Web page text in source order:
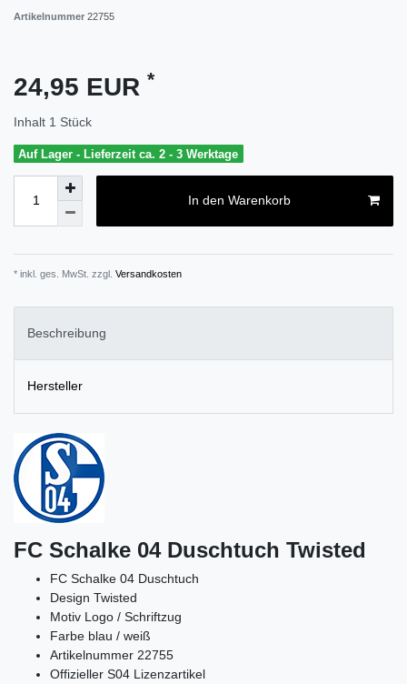
Artikelnummer 22755
24,95 EUR *
Inhalt 1 Stück
Auf Lager - Lieferzeit ca. 2 - 3 Werktage
In den Warenkorb
* inkl. ges. MwSt. zzgl. Versandkosten
Beschreibung
Hersteller
FC Schalke 04 Duschtuch Twisted
FC Schalke 04 Duschtuch
Design Twisted
Motiv Logo / Schriftzug
Farbe blau / weiß
Artikelnummer 22755
Offizieller S04 Lizenzartikel